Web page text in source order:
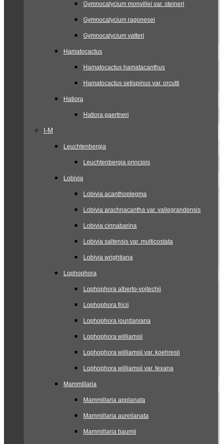
Gymnocalycium monvillei var. steineri
Gymnocalycium ragonesei
Gymnocalycium vatteri
Hamatocactus
Hamatocactus hamatacanthus
Hamatocactus setispinus var. orcutti
Hatiora
Hatiora gaertneri
I-M
Leuchtenbergia
Leuchtenbergia principis
Lobivia
Lobivia acanthoplegma
Lobivia arachnacantha var. vallegrandensis
Lobivia cinnabarina
Lobivia saltensis var. multicostata
Lobivia wrightiana
Lophophora
Lophophora alberto-vojtechii
Lophophora fricii
Lophophora jourdaniana
Lophophora williamsii
Lophophora williamsii var. koehresii
Lophophora williamsii var. texana
Mammillaria
Mammillaria applanata
Mammillaria aureilanata
Mammillaria baumii